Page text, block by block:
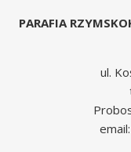
PARAFIA
ul.